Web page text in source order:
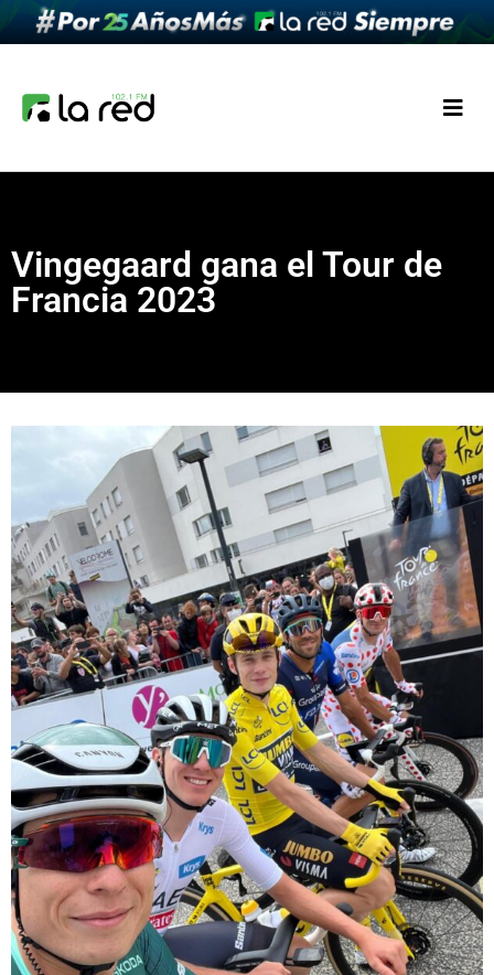
Vingegaard gana el Tour de
Francia 2023